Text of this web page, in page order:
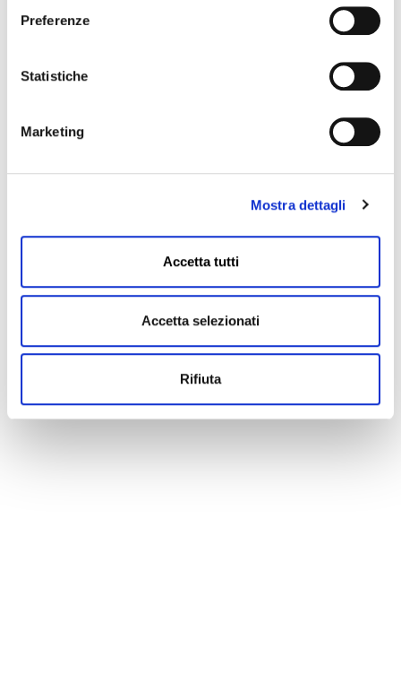
Preferenze
Statistiche
Marketing
Mostra dettagli
Accetta tutti
Accetta selezionati
Rifiuta